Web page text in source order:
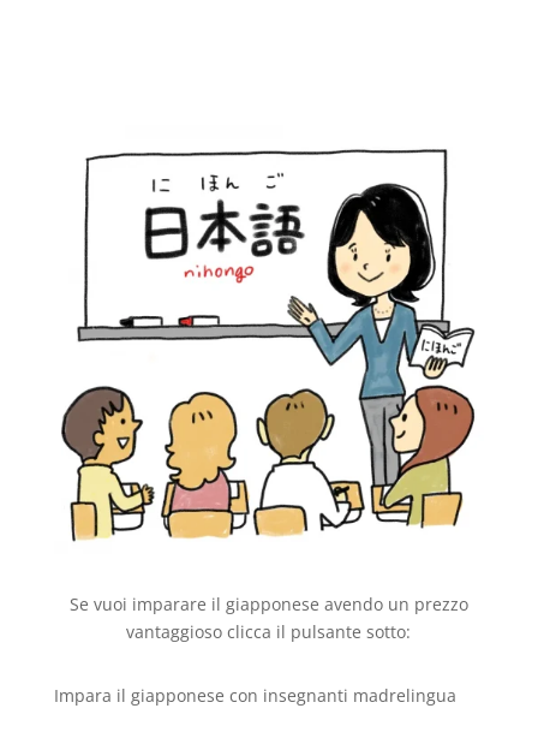
Se vuoi imparare il giapponese avendo un prezzo
vantaggioso clicca il pulsante sotto:
Impara il giapponese con insegnanti madrelingua